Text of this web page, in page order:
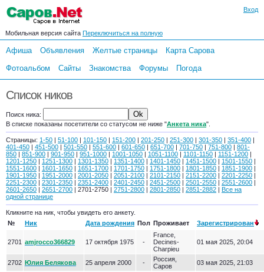
Вход
Мобильная версия сайта Переключиться на полную
Афиша Объявления Желтые страницы
Карта Сарова
Фотоальбом
Сайты Знакомства Форумы Погода
Список ников
Поиск ника:
В списке показаны посетители со статусом не ниже "Анкета ника".
Страницы: 1-50 | 51-100 | 101-150 | 151-200 | 201-250 | 251-300 | 301-350 | 351-400 |
401-450 | 451-500 | 501-550 | 551-600 | 601-650 | 651-700 | 701-750 | 751-800 | 801-
850 | 851-900 | 901-950 | 951-1000 | 1001-1050 | 1051-1100 | 1101-1150 | 1151-1200 |
1201-1250 | 1251-1300 | 1301-1350 | 1351-1400 | 1401-1450 | 1451-1500 | 1501-1550 |
1551-1600 | 1601-1650 | 1651-1700 | 1701-1750 | 1751-1800 | 1801-1850 | 1851-1900 |
1901-1950 | 1951-2000 | 2001-2050 | 2051-2100 | 2101-2150 | 2151-2200 | 2201-2250 |
2251-2300 | 2301-2350 | 2351-2400 | 2401-2450 | 2451-2500 | 2501-2550 | 2551-2600 |
2601-2650 | 2651-2700 | 2701-2750 | 2751-2800 | 2801-2850 | 2851-2882 | Все на
одной странице
Кликните на ник, чтобы увидеть его анкету.
№
Ник Дата рождения Пол Проживает Зарегистрирован
2701 amjrocco366829 17 октября 1975 -
France,
Decines-
Charpieu
01 мая 2025, 20:04
2702 Юлия Белякова 25 апреля 2000 -
Россия,
Саров
03 мая 2025, 21:03